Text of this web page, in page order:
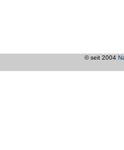
© seit 2004